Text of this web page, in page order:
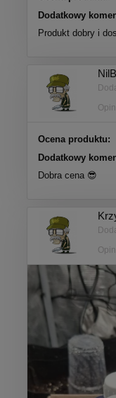
Dodatkowy
Produkt dobry i
Ocena produktu:
Dodatkowy
Dobra cena 😎